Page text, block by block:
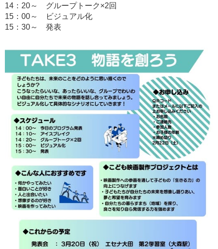
14：20～ グループトーク×2回
15：00～ ビジュアル化
15：30～ 発表